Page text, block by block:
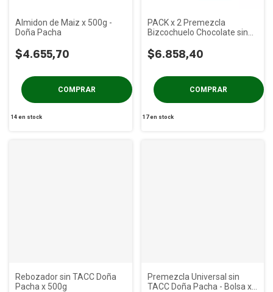
Almidon de Maiz x 500g -
Doña Pacha
$4.655,70
14en stock
PACK x 2 Premezcla
Bizcochuelo Chocolate sin
$6.858,40
17en stock
Rebozador sin TACC Doña
Pacha x 500g
Premezcla Universal sin
TACC Doña Pacha - Bolsa x